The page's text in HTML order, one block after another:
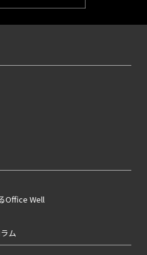
Office Well
ム